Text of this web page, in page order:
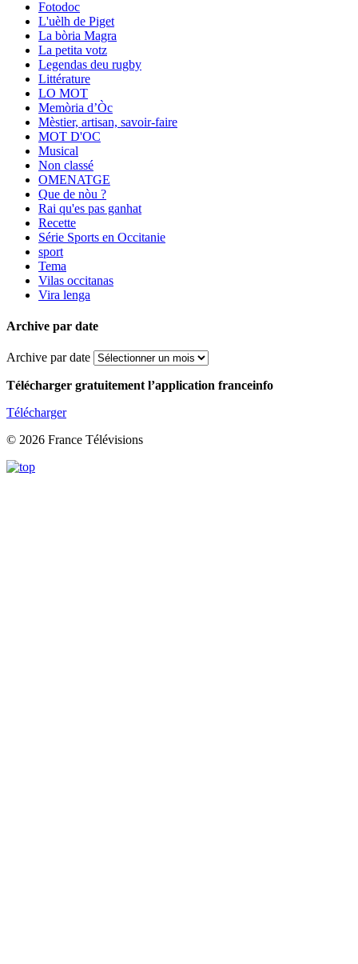
Fotodoc
L'uèlh de Piget
La bòria Magra
La petita votz
Legendas deu rugby
Littérature
LO MOT
Memòria d’Òc
Mèstier, artisan, savoir-faire
MOT D'OC
Musical
Non classé
OMENATGE
Que de nòu ?
Rai qu'es pas ganhat
Recette
Série Sports en Occitanie
sport
Tema
Vilas occitanas
Vira lenga
Archive par date
Archive par date
Télécharger gratuitement l’application franceinfo
Télécharger
© 2026 France Télévisions